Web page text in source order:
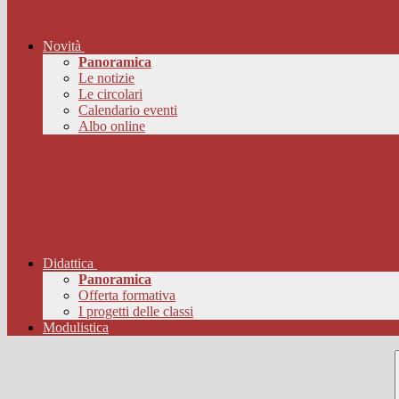
Novità
Panoramica
Le notizie
Le circolari
Calendario eventi
Albo online
Didattica
Panoramica
Offerta formativa
I progetti delle classi
Modulistica